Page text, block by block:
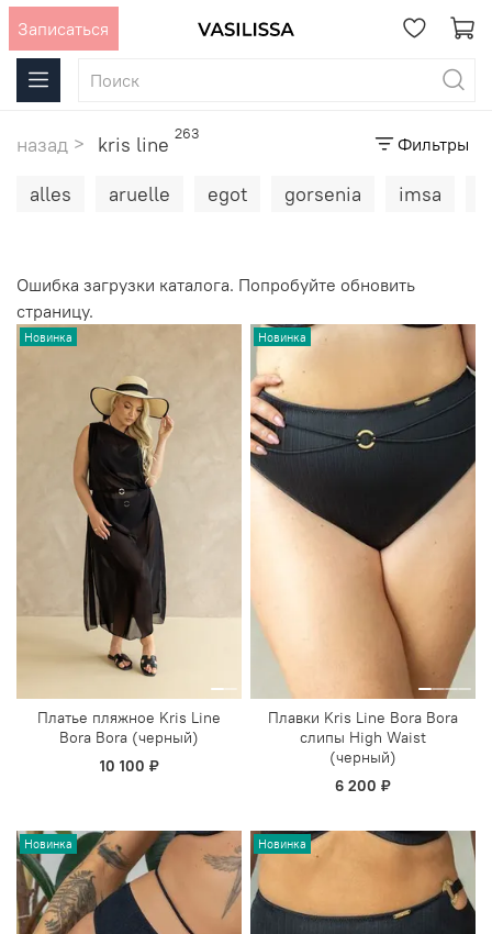
Записаться
назад kris line 263
Фильтры
alles aruelle egot gorsenia imsa
Ошибка загрузки каталога. Попробуйте обновить
страницу.
Новинка
Платье пляжное Kris Line
Bora Bora (черный)
10 100 ₽
Новинка
Плавки Kris Line Bora Bora
слипы High Waist
(черный)
6 200 ₽
Новинка Новинка